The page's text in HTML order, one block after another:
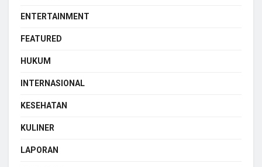
ENTERTAINMENT
FEATURED
HUKUM
INTERNASIONAL
KESEHATAN
KULINER
LAPORAN